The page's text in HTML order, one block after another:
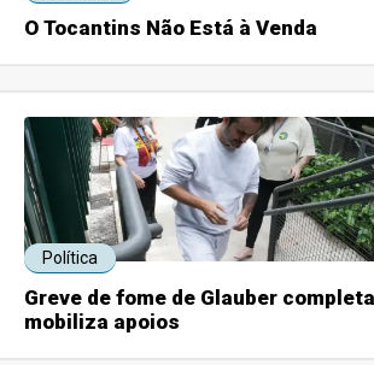
O Tocantins Não Está à Venda
Política
Greve de fome de Glauber
mobiliza apoios